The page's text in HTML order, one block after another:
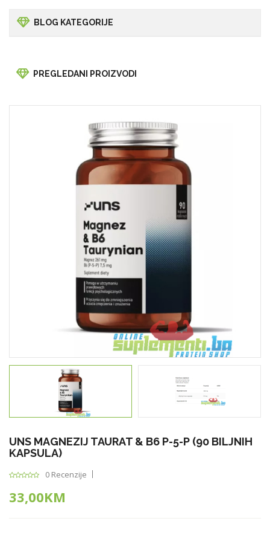
BLOG KATEGORIJE
PREGLEDANI PROIZVODI
UNS MAGNEZIJ TAURAT & B6 P-5-P (90 BILJNIH
KAPSULA)
0 Recenzije
33,00KM